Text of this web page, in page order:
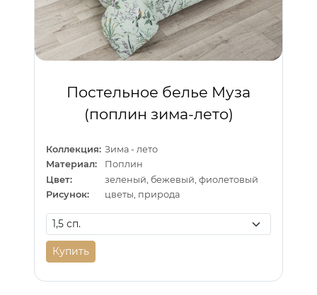
Постельное белье Муза
(поплин зима-лето)
Коллекция: Зима - лето
Материал:
Поплин
Цвет:
зеленый, бежевый, фиолетовый
Рисунок:
цветы, природа
Купить